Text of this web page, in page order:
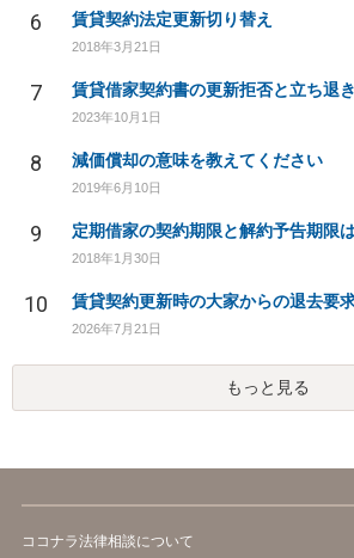
6 賃貸契約法定更新切り替え
2018年3月21日
7 賃貸借家契約書の更新拒否と立ち退
2023年10月1日
8 減価償却の意味を教えてください
2019年6月10日
9 定期借家の契約期限と解約予告期限
2018年1月30日
10 賃貸契約更新時の大家からの退去要
2026年7月21日
もっと見る
ココナラ法律相談について